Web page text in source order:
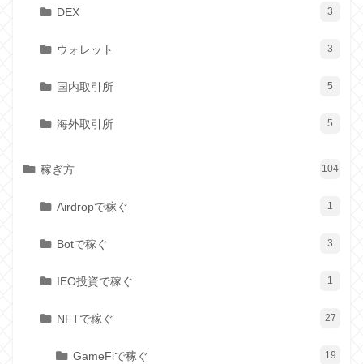
DEX 3
ウォレット 3
国内取引所 5
海外取引所 5
稼ぎ方 104
Airdropで稼ぐ 1
Botで稼ぐ 3
IEO投資で稼ぐ 1
NFTで稼ぐ 27
GameFiで稼ぐ 19